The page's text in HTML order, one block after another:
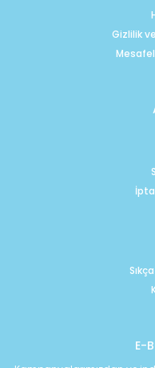
Gizlilik
E-